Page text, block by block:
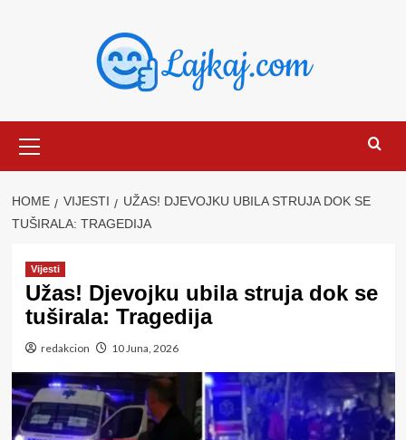
Menu
HOME VIJESTI
UŽAS! DJEVOJKU UBILA STRUJA DOK SE
TUŠIRALA: TRAGEDIJA
Vijesti
Užas! Djevojku ubila struja dok se
tuširala: Tragedija
redakcion 10 Juna, 2026